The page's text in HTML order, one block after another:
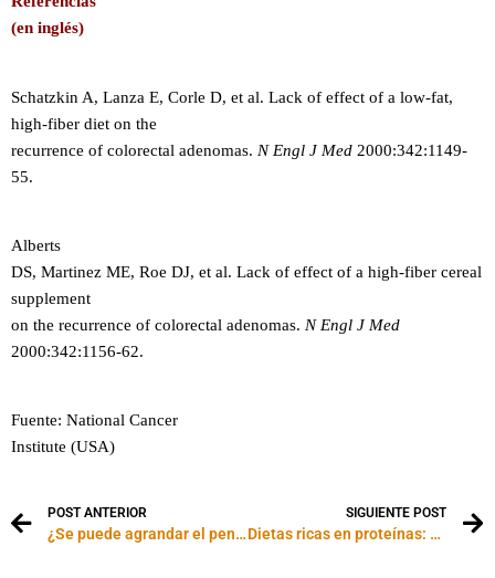
(en inglés)
Schatzkin A, Lanza E, Corle D, et al. Lack of effect of a low-fat,
high-fiber diet on the
recurrence of colorectal adenomas. N Engl J Med 2000:342:1149-
55.
Alberts
DS, Martinez ME, Roe DJ, et al. Lack of effect of a high-fiber cereal
supplement
on the recurrence of colorectal adenomas. N Engl J Med
2000:342:1156-62.
Fuente: National Cancer
Institute (USA)
POST ANTERIOR
¿Se puede agrandar el pene?
SIGUIENTE POST
Dietas ricas en proteínas: en busca de la cantidad justa